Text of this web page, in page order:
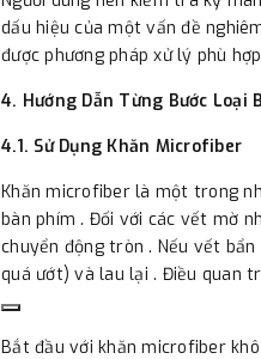
dấu hiệu của một vấn đề
được phương pháp xử lý phù
4. Hướng Dẫn Từng Bước Loại
4.1. Sử Dụng Khăn Microfiber
Khăn microfiber là một trong
bàn phím . Đối với các vết mờ
chuyển động tròn . Nếu vết
quá ướt) và lau lại . Điều quan
Bắt đầu với khăn microfiber